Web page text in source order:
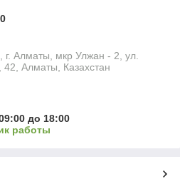
г. Алматы, мкр Улжан - 2, ул.
42, Алматы, Казахстан
до 18:00
работы